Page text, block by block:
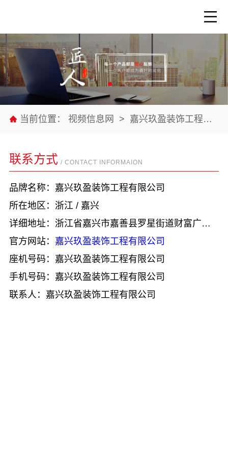
当前位置： 视频信息网 > 嘉兴玖盈装饰工程有限公司
联系方式 / CONTACT INFORMAION
品牌名称：嘉兴玖盈装饰工程有限公司
所在地区：浙江 / 嘉兴
详细地址：浙江省嘉兴市嘉善县罗星街道财富广场1910室19层东南间
官方网站： 嘉兴玖盈装饰工程有限公司
座机号码：嘉兴玖盈装饰工程有限公司
手机号码：嘉兴玖盈装饰工程有限公司
联系人：嘉兴玖盈装饰工程有限公司